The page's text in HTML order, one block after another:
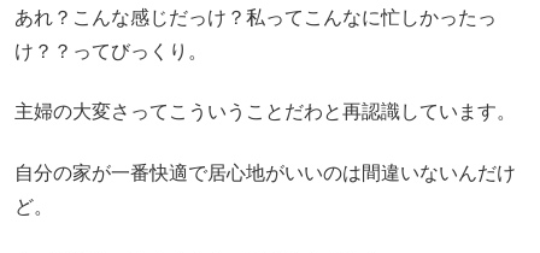
あれ？こんな感じだっけ？私ってこんなに忙しかったっ
け？？ってびっくり。
主婦の大変さってこういうことだわと再認識しています。
自分の家が一番快適で居心地がいいのは間違いないんだけ
ど。